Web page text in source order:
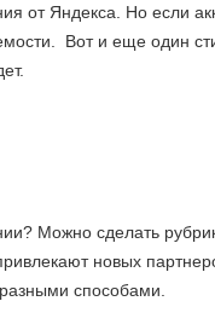
от Яндекса. Но если
Вот и еще один
Можно сделать
новых
способами.